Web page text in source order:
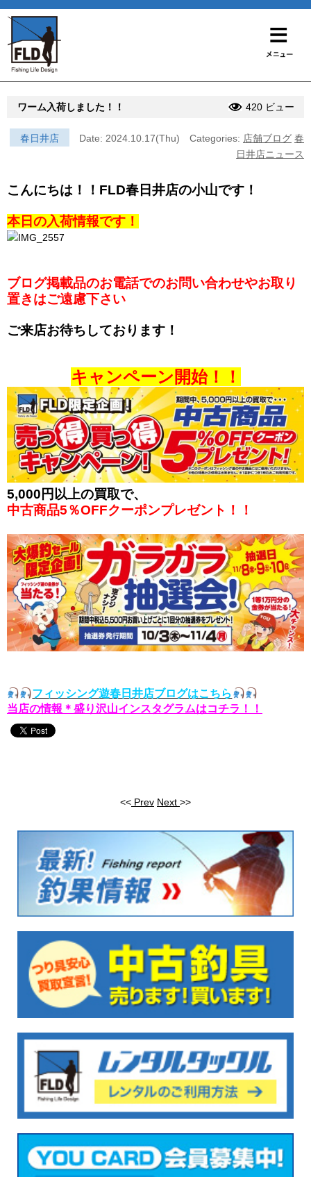
ワーム入荷しました！！ 420 ビュー
春日井店 Date: 2024.10.17(Thu) Categories: 店舗ブログ 春
日井店ニュース
こんにちは！！FLD春日井店の小山です！
本日の入荷情報です！
ブログ掲載品のお電話でのお問い合わせやお取り
置きはご遠慮下さい
ご来店お待ちしております！
キャンペーン開始！！
5,000円以上の買取で、
中古商品5％OFFクーポンプレゼント！！
フィッシング遊春日井店ブログはこちら
当店の情報＊盛り沢山インスタグラムはコチラ！！
<< Prev Next >>